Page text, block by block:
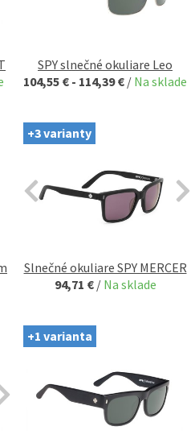
SPY slnečné okuliare Leo
104,55 € - 114,39 € / Na sklade
+3 varianty
Slnečné okuliare SPY MERCER
94,71 € / Na sklade
+1 varianta